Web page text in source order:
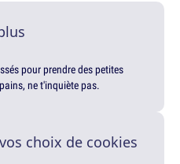
pour prendre des petites
ne t'inquiète pas.
choix de cookies